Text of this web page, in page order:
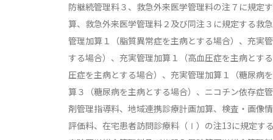
防継続管理料３、救急外来医学管理料の注７に規定
算、救急外来医学管理料２及び同注３に規定する救
管理加算１（脂質異常症を主病とする場合）、充実
する場合）、充実管理加算１（高血圧症を主病とす
圧症を主病とする場合）、充実管理加算１（糖尿病
算３（糖尿病を主病とする場合）、ニコチン依存症
剤管理指導料、地域連携診療計画加算、検査・画像
評価料、在宅患者訪問診療料（Ⅰ）の注13に規定す